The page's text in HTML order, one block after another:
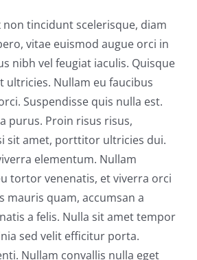
non tincidunt scelerisque, diam
vitae euismod augue orci in
nibh vel feugiat iaculis. Quisque
ultricies. Nullam eu faucibus
Suspendisse quis nulla est.
purus. Proin risus risus,
sit amet, porttitor ultricies dui.
elementum. Nullam
tortor venenatis, et viverra orci
mauris quam, accumsan a
a felis. Nulla sit amet tempor
sed velit efficitur porta.
Nullam convallis nulla eget